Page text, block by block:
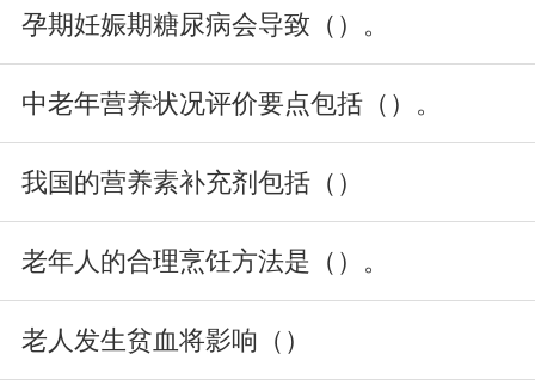
孕期妊娠期糖尿病会导致（）。
中老年营养状况评价要点包括（）。
我国的营养素补充剂包括（）
老年人的合理烹饪方法是（）。
老人发生贫血将影响（）